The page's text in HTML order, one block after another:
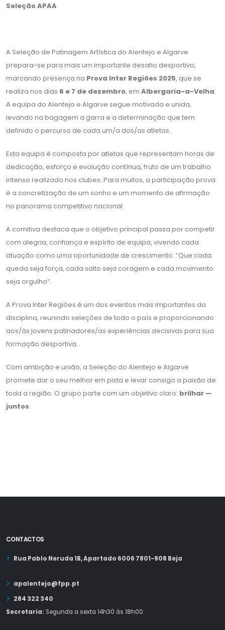
Seleção APAA
A Seleção de Patinagem Artística do Alentejo e Algarve
prepara-se para mais um importante desafio desportivo,
marcando presença na Prova Inter Regiões 2025, que se
realiza nos dias 6 e 7 de dezembro, em Albergaria-a-Velha.
A equipa do Alentejo e Algarve segue motivada e unida,
levando na bagagem a garra e a determinação que tem
definido o percurso de cada um/a dos/as atletas.
Esta equipa é composta por atletas que representam horas de
dedicação, esforço e evolução contínua, fruto de um trabalho
intenso realizado nos clubes. Para muitos, a participação prova
é a concretização de um sonho e um momento de afirmação
no panorama competitivo nacional.
A comitiva destaca que o objetivo principal passa por competir
com alegria, confiança e espírito de equipa, vivendo cada
atuação como uma oportunidade de crescimento. “Que cada
queda seja força, cada salto seja coragem e cada movimento
seja orgulho”.
A Prova Inter Regiões é um dos eventos mais importantes da
disciplina, reunindo seleções de todo o país e proporcionando
aos/às jovens patinadores/as experiências decisivas para sua
formação desportiva.
Com ambição e união, a Seleção do Alentejo e Algarve
promete dar o seu melhor em pista e levar consigo a paixão de
toda a região. O grupo parte com um objetivo claro: brilhar —
juntos.
CONTACTOS
Rua Pablo Neruda 1B, Apartado 6006 7801-908 Beja
apalentejo@fpp.pt
284 322 340
Secretaria: Segunda a sexta 14h30 às 18h00